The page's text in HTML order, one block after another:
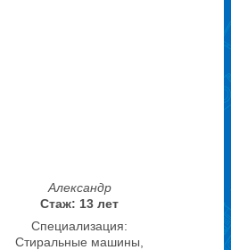
Александр
Стаж: 13 лет
Специализация:
Стиральные машины,